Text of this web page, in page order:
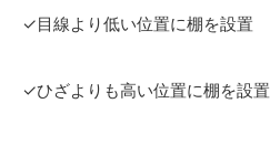
✓目線より低い位置に棚を設置
✓ひざよりも高い位置に棚を設置